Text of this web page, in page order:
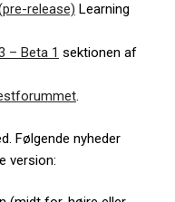
release) Learning
– Beta 1 sektionen af
.
Følgende nyheder
version: